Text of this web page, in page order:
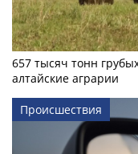
657 тысяч тонн
алтайские аграрии
Происшествия